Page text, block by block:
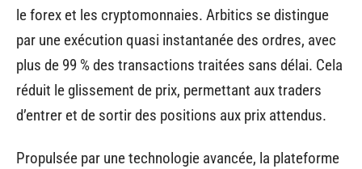
le forex et les cryptomonnaies. Arbitics se distingue
par une exécution quasi instantanée des ordres, avec
plus de 99 % des transactions traitées sans délai. Cela
réduit le glissement de prix, permettant aux traders
d’entrer et de sortir des positions aux prix attendus.
Propulsée par une technologie avancée, la plateforme